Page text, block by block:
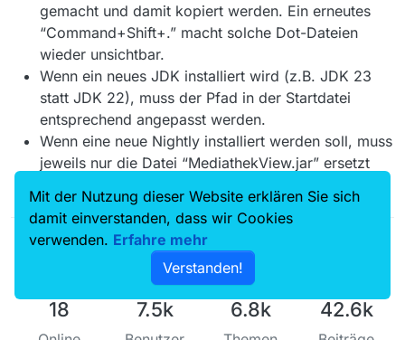
gemacht und damit kopiert werden. Ein erneutes
“Command+Shift+.” macht solche Dot-Dateien
wieder unsichtbar.
Wenn ein neues JDK installiert wird (z.B. JDK 23
statt JDK 22), muss der Pfad in der Startdatei
entsprechend angepasst werden.
Wenn eine neue Nightly installiert werden soll, muss
jeweils nur die Datei “MediathekView.jar” ersetzt
18 7.5k 6.8k 42.6k
Mit der Nutzung dieser Website erklären Sie sich
damit einverstanden, dass wir Cookies
verwenden. Erfahre mehr
Verstanden!